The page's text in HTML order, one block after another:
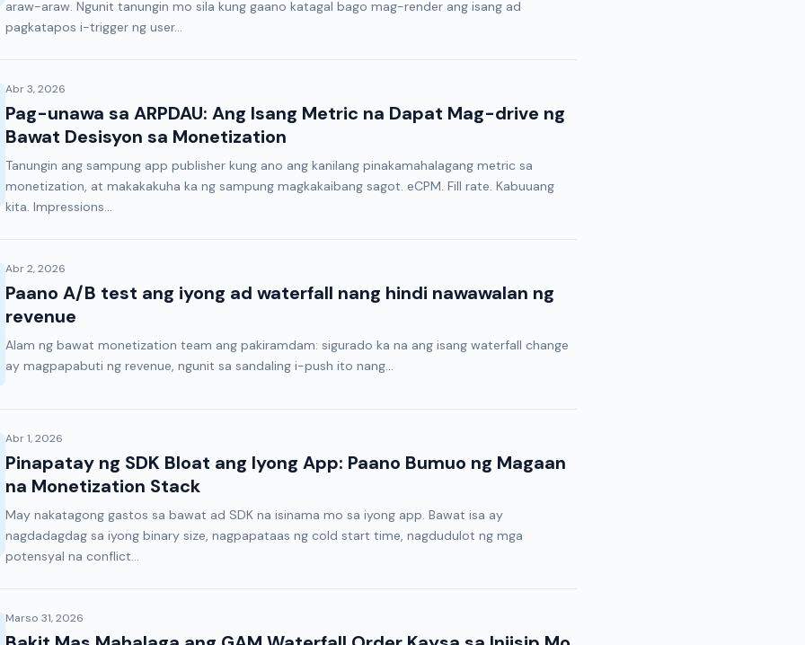
araw-araw. Ngunit tanungin mo sila kung gaano katagal bago mag-render ang isang ad
pagkatapos i-trigger ng user...
Abr 3, 2026
Pag-unawa sa ARPDAU: Ang Isang Metric na Dapat Mag-drive ng
Bawat Desisyon sa Monetization
Tanungin ang sampung app publisher kung ano ang kanilang pinakamahalagang metric sa
monetization, at makakakuha ka ng sampung magkakaibang sagot. eCPM. Fill rate. Kabuuang
kita. Impressions...
Abr 2, 2026
Paano A/B test ang iyong ad waterfall nang hindi nawawalan ng
revenue
Alam ng bawat monetization team ang pakiramdam: sigurado ka na ang isang waterfall change
ay magpapabuti ng revenue, ngunit sa sandaling i-push ito nang...
Abr 1, 2026
Pinapatay ng SDK Bloat ang Iyong App: Paano Bumuo ng Magaan
na Monetization Stack
May nakatagong gastos sa bawat ad SDK na isinama mo sa iyong app. Bawat isa ay
nagdadagdag sa iyong binary size, nagpapataas ng cold start time, nagdudulot ng mga
potensyal na conflict...
Marso 31, 2026